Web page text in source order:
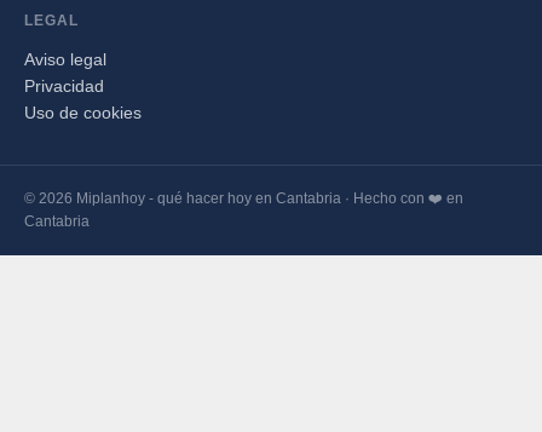
LEGAL
Aviso legal
Privacidad
Uso de cookies
© 2026 Miplanhoy - qué hacer hoy en Cantabria · Hecho con ❤️ en
Cantabria